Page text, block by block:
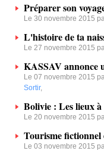
Préparer son
Le 30 novembre 2015
L'histoire de ta
Le 27 novembre 2015
KASSAV annonce
Le 07 novembre 2015
Sortir,
Bolivie : Les lieux
Le 20 novembre 2015
Tourisme
Le 03 novembre 2015